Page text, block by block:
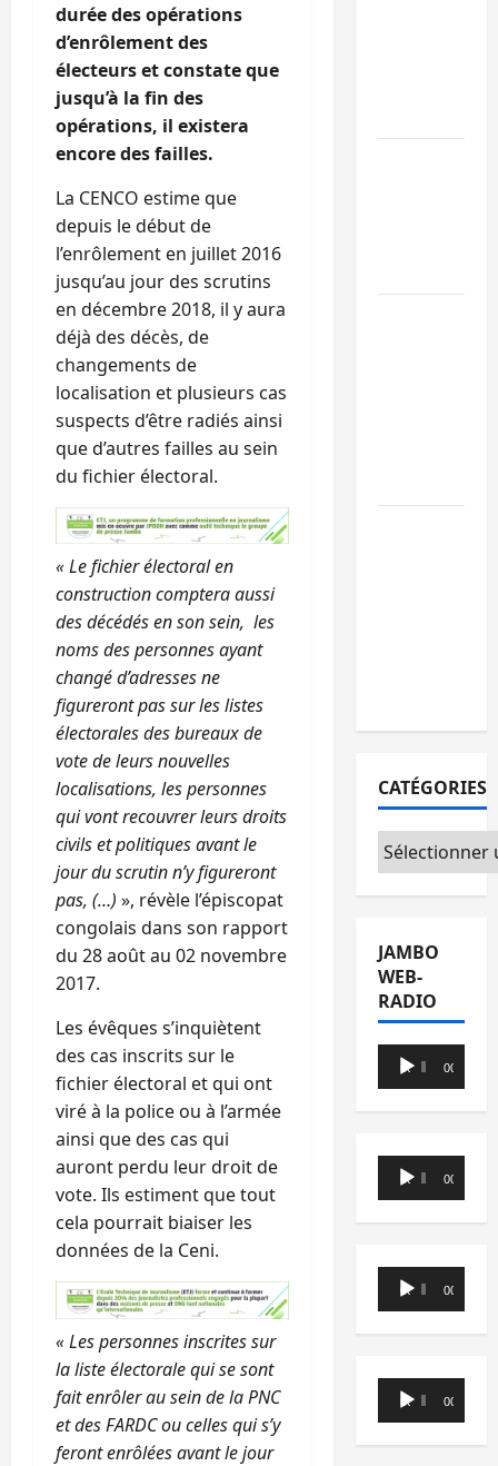
durée des opérations
d’enrôlement des
électeurs et constate que
jusqu’à la fin des
opérations, il existera
encore des failles.
La CENCO estime que
depuis le début de
l’enrôlement en juillet 2016
jusqu’au jour des scrutins
en décembre 2018, il y aura
déjà des décès, de
changements de
localisation et plusieurs cas
suspects d’être radiés ainsi
que d’autres failles au sein
du fichier électoral.
« Le fichier électoral en
construction comptera aussi
des décédés en son sein, les
noms des personnes ayant
changé d’adresses ne
figureront pas sur les listes
électorales des bureaux de
vote de leurs nouvelles
localisations, les personnes
qui vont recouvrer leurs droits
civils et politiques avant le
jour du scrutin n’y figureront
pas, (…) », révèle l’épiscopat
congolais dans son rapport
du 28 août au 02 novembre
2017.
Les évêques s’inquiètent
des cas inscrits sur le
fichier électoral et qui ont
viré à la police ou à l’armée
ainsi que des cas qui
auront perdu leur droit de
vote. Ils estiment que tout
cela pourrait biaiser les
données de la Ceni.
« Les personnes inscrites sur
la liste électorale qui se sont
fait enrôler au sein de la PNC
et des FARDC ou celles qui s’y
feront enrôlées avant le jour
CATÉGORIES
Catégories
JAMBO
WEB-
RADIO
Lecteur
audio
00:00 00:00
Lecteur
audio
00:00 00:00
Lecteur
audio
00:00 00:00
Lecteur
audio
00:00 00:00